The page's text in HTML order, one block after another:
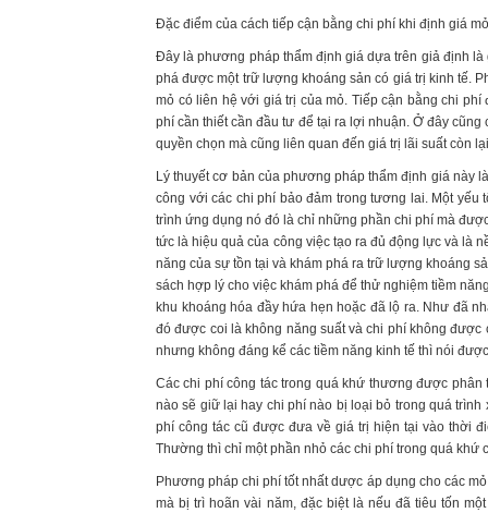
Đặc điểm của cách tiếp cận bằng chi phí khi định giá
Đây là phương pháp thẩm định giá dựa trên giả định
phá được một trữ lượng khoáng sản có giá trị kinh tế.
mỏ có liên hệ với giá trị của mỏ. Tiếp cận bằng chi
phí cần thiết cần đầu tư để tại ra lợi nhuận. Ở đây
quyền chọn mà cũng liên quan đến giá trị lãi suất còn
Lý thuyết cơ bản của phương pháp thẩm định giá này
công với các chi phí bảo đảm trong tương lai. Một
trình ứng dụng nó đó là chỉ những phần chi phí mà
tức là hiệu quả của công việc tạo ra đủ động lực và là
năng của sự tồn tại và khám phá ra trữ lượng khoáng
sách hợp lý cho việc khám phá để thử nghiệm tiềm
khu khoáng hóa đầy hứa hẹn hoặc đã lộ ra. Như đã
đó được coi là không năng suất và chi phí không
nhưng không đáng kể các tiềm năng kinh tế thì nói
Các chi phí công tác trong quá khứ thương được
nào sẽ giữ lại hay chi phí nào bị loại bỏ trong quá
phí công tác cũ được đưa về giá trị hiện tại vào thời
Thường thì chỉ một phần nhỏ các chi phí trong quá
Phương pháp chi phí tốt nhất dược áp dụng cho các
mà bị trì hoãn vài năm, đặc biệt là nếu đã tiêu tốn